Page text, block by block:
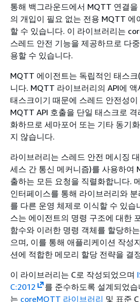
통해 백그라운드에서 MQTT 연결
의 개입이 필요 없는 전용 MQTT 에
할 수 있습니다. 이 라이브러리는
스레드 안전 기능을 제공하므로 다
용할 수 있습니다.
MQTT 에이전트는 독립적인 태스
니다. MQTT 라이브러리의 API에
태스크이기 때문에 스레드 안전성
MQTT API 호출을 단일 태스크로
화하므로 세마포어 또는 기타 동기
지 않습니다.
라이브러리는 스레드 안전 메시징
세스 간 통신 메커니즘)를 사용하여
출하는 모든 요청을 직렬화합니다.
인터페이스를 통해 라이브러리와
를 다른 운영 체제로 이식할 수 있습
스는 에이전트의 명령 구조에 대한
함수와 이러한 명령 객체를 할당하
으며, 이를 통해 애플리케이션 작성
션에 적합한 메모리 할당 전략을 결
이 라이브러리는 C로 작성되었으며
C:2012
를 준수하도록 설계되었
는 coreMQTT 라이브러리 및 표준